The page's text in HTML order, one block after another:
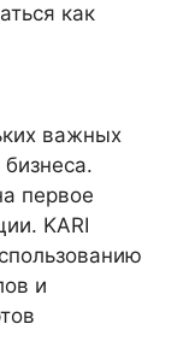
как
важных
первое
KARI
и